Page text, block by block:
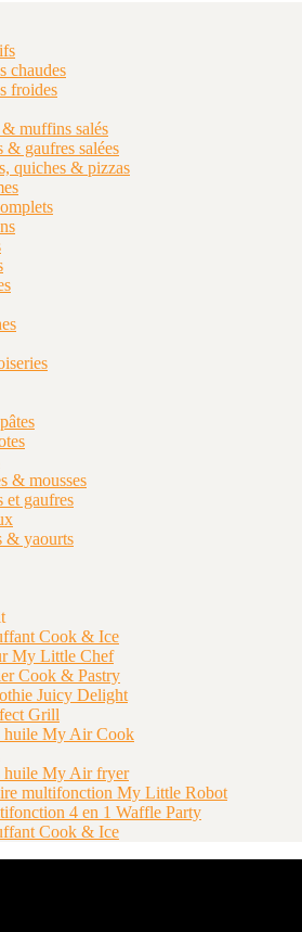
chaudes
froides
muffins salés
& gaufres salées
quiches & pizzas
& mousses
et gaufres
& yaourts
Cook & Ice
My Little Chef
Cook & Pastry
Juicy Delight
Grill
huile My Air Cook
huile My Air fryer
multifonction My Little Robot
4 en 1 Waffle Party
Cook & Ice